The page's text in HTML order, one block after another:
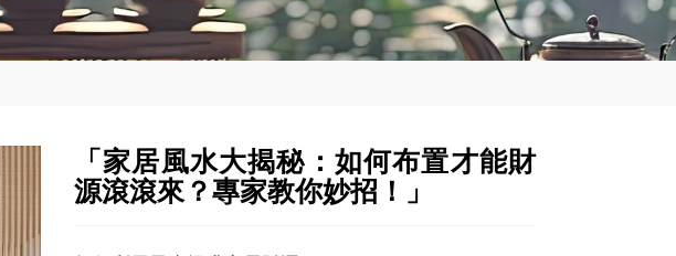
「家居風水大揭秘：如何布置才能財
源滾滾來？專家教你妙招！」